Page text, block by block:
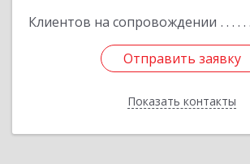
Клиентов на сопровождении
Отправить заявку
Показать контакты
Отправить заявку
Назад